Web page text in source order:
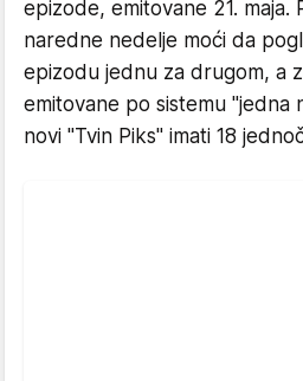
epizode, emitovane 21. maja.
naredne nedelje moći da
epizodu jednu za drugom, a
emitovane po sistemu "jedna
novi "Tvin Piks" imati 18